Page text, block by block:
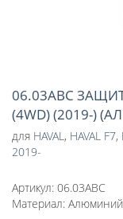
06.03ABC
(4WD) (2019-)
для HAVAL , HAVAL F7,
2019-
Артикул: 06.03ABC
Материал: